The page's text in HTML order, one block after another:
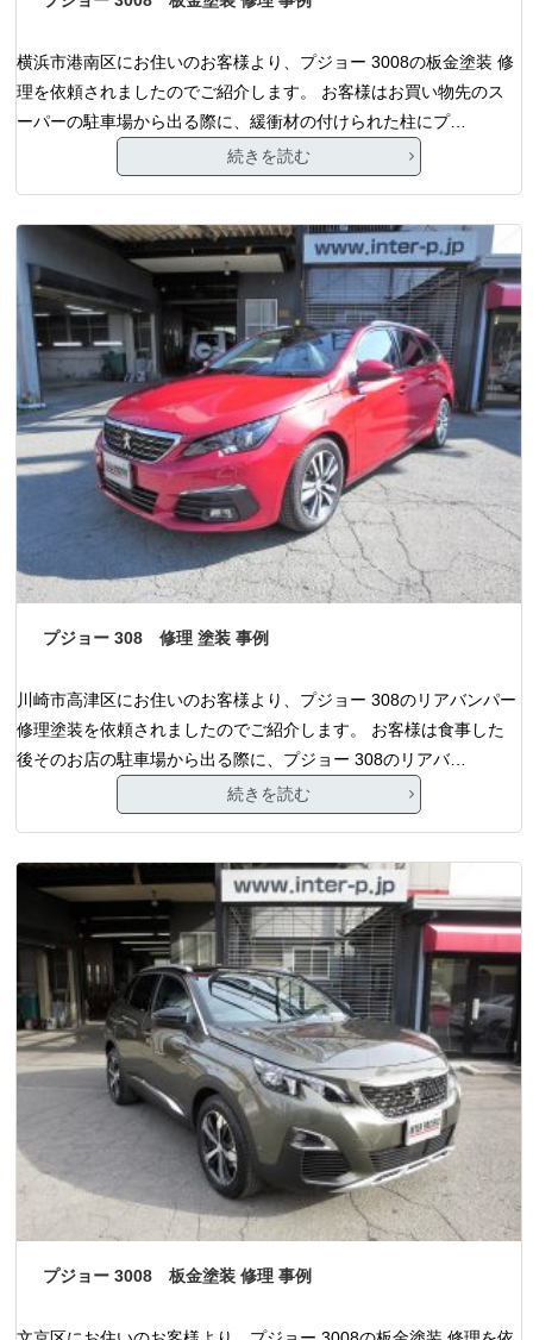
横浜市港南区にお住いのお客様より、プジョー 3008の板金塗装 修
理を依頼されましたのでご紹介します。 お客様はお買い物先のス
ーパーの駐車場から出る際に、緩衝材の付けられた柱にプ…
続きを読む
プジョー 308 修理 塗装 事例
川崎市高津区にお住いのお客様より、プジョー 308のリアバンパー
修理塗装を依頼されましたのでご紹介します。 お客様は食事した
後そのお店の駐車場から出る際に、プジョー 308のリアバ…
続きを読む
プジョー 3008 板金塗装 修理 事例